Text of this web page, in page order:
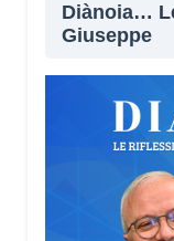
Diànoia…
Giuseppe